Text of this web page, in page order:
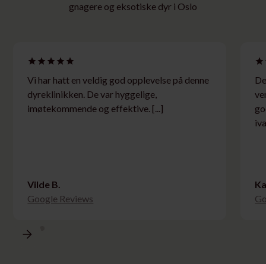
gnagere og eksotiske dyr i Oslo
Vi har hatt en veldig god opplevelse på denne
dyreklinikken. De var hyggelige,
imøtekommende og effektive. [...]
Vilde B.
Google Reviews